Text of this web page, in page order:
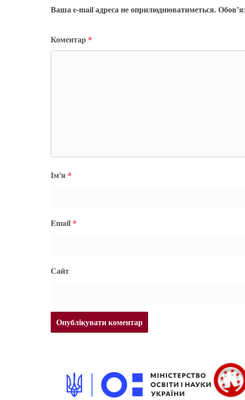
Ваша e-mail адреса не оприлюднюватиметься.
Коментар *
Ім'я *
Email *
Сайт